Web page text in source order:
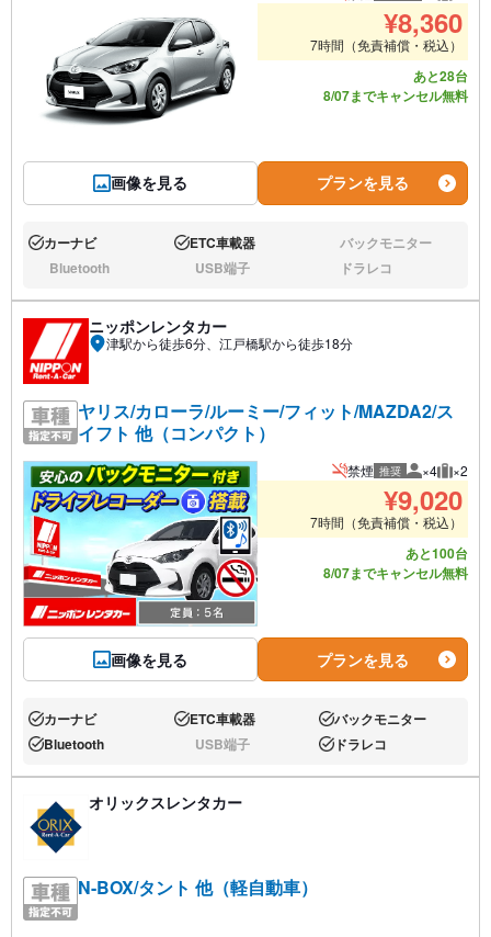
画像を見る
¥8,360
7時間（免責補償・税込）
あと28台
8/07までキャンセル無料
プランを見る
あり:カーナビ あり:ETC車載器 なし:バックモニター
なし:Bluetooth なし:USB端子 なし:ドラレコ
ニッポンレンタカー
津駅から徒歩6分、江戸橋駅から徒歩18分
ヤリス/カローラ/ルーミー/フィット/MAZDA2/ス
イフト 他（コンパクト）
画像を見る
禁煙 推奨 推奨人数
×4 推奨
×2
¥9,020
7時間（免責補償・税込）
あと100台
8/07までキャンセル無料
プランを見る
あり:カーナビ あり:ETC車載器 あり:バックモニター
あり:Bluetooth なし:USB端子 あり:ドラレコ
オリックスレンタカー
N-BOX/タント 他（軽自動車）